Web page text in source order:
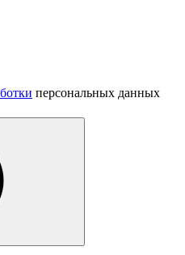
персональных данных